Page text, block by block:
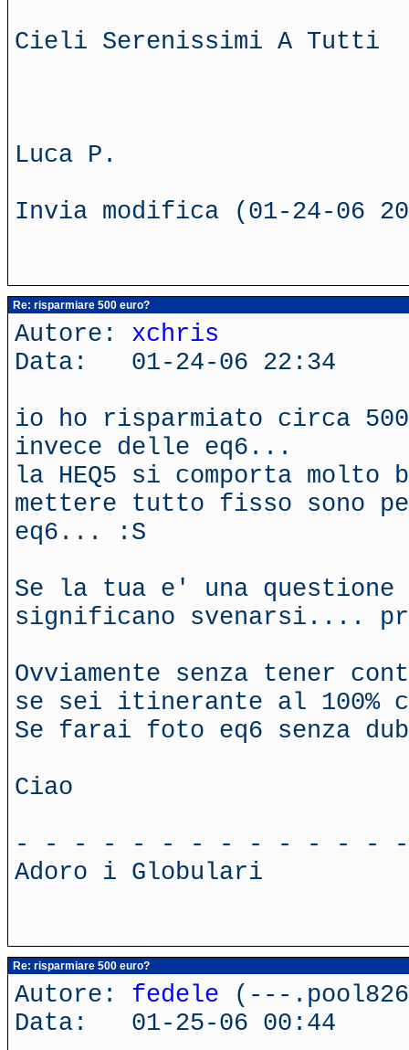
Cieli Serenissimi A Tutti
Luca P.
Invia modifica (01-24-06
Re: risparmiare 500 euro?
Autore: xchris
Data: 01-24-06 22:34
io ho risparmiato circa 500
invece delle eq6...
la HEQ5 si comporta molto
mettere tutto fisso sono
eq6... :S
Se la tua e' una questione
significano svenarsi....
Ovviamente senza tener
se sei itinerante al 100%
Se farai foto eq6 senza
Ciao
- - - - - - - - - - - - -
Adoro i Globulari
Re: risparmiare 500 euro?
Autore: fedele (---
Data: 01-25-06 00:44